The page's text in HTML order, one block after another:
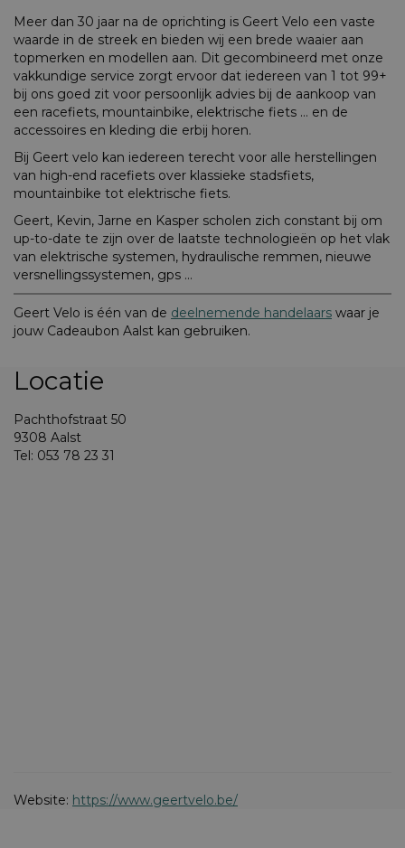
Meer dan 30 jaar na de oprichting is Geert Velo een vaste
waarde in de streek en bieden wij een brede waaier aan
topmerken en modellen aan. Dit gecombineerd met onze
vakkundige service zorgt ervoor dat iedereen van 1 tot 99+
bij ons goed zit voor persoonlijk advies bij de aankoop van
een racefiets, mountainbike, elektrische fiets … en de
accessoires en kleding die erbij horen.
Bij Geert velo kan iedereen terecht voor alle herstellingen
van high-end racefiets over klassieke stadsfiets,
mountainbike tot elektrische fiets.
Geert, Kevin, Jarne en Kasper scholen zich constant bij om
up-to-date te zijn over de laatste technologieën op het vlak
van elektrische systemen, hydraulische remmen, nieuwe
versnellingssystemen, gps …
Geert Velo is één van de deelnemende handelaars waar je
jouw Cadeaubon Aalst kan gebruiken.
Locatie
Pachthofstraat 50
9308 Aalst
Tel: 053 78 23 31
Website: https://www.geertvelo.be/